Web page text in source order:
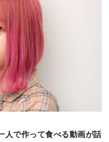
人で作って食べる動画が話